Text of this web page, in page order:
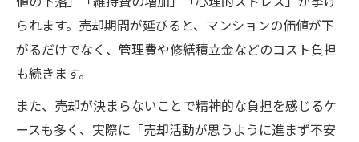
られます。売却期間が延びると、マンションの価値が下
がるだけでなく、管理費や修繕積立金などのコスト負担
も続きます。
また、売却が決まらないことで精神的な負担を感じるケ
ースも多く、実際に「売却活動が思うように進まず不安